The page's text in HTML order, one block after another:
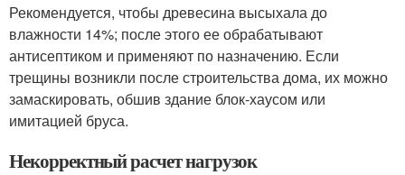
Рекомендуется, чтобы древесина высыхала до
влажности 14%; после этого ее обрабатывают
антисептиком и применяют по назначению. Если
трещины возникли после строительства дома, их можно
замаскировать, обшив здание блок-хаусом или
имитацией бруса.
Некорректный расчет нагрузок